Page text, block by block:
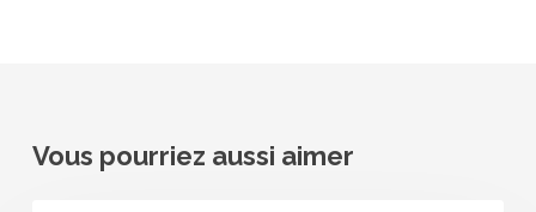
Vous pourriez aussi aimer